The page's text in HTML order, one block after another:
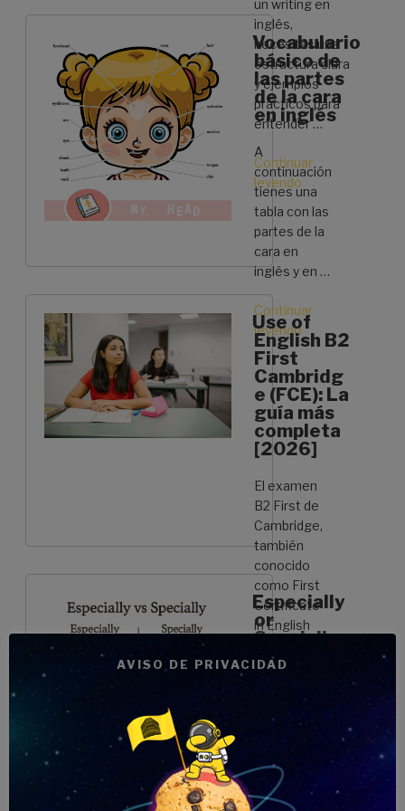
Whom»
un writing en
inglés,
necesitas una
estructura clara
y ejemplos
prácticos para
entender …
Continuar
leyendo
en
4
Vocabulario
básico de
las partes
de la cara
en inglés
A
continuación
tienes una
tabla con las
partes de la
cara en
inglés y en …
Continuar
leyendo «Vocabulario
básico
de
las
partes
de
la
en
inglés»
Use of
English B2
First
Cambridg
e (FCE): La
guía más
completa
[2026]
El examen
B2 First de
Cambridge,
también
conocido
como First
Certificate
in English
(FCE), es …
«Use
English
Especially
or
Specially:
Aprende
su uso
aprender:
Especially = en
particular / sobre
AVISO DE PRIVACIDAD